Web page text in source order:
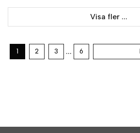
Visa fler ...
1 2 3 ... 6